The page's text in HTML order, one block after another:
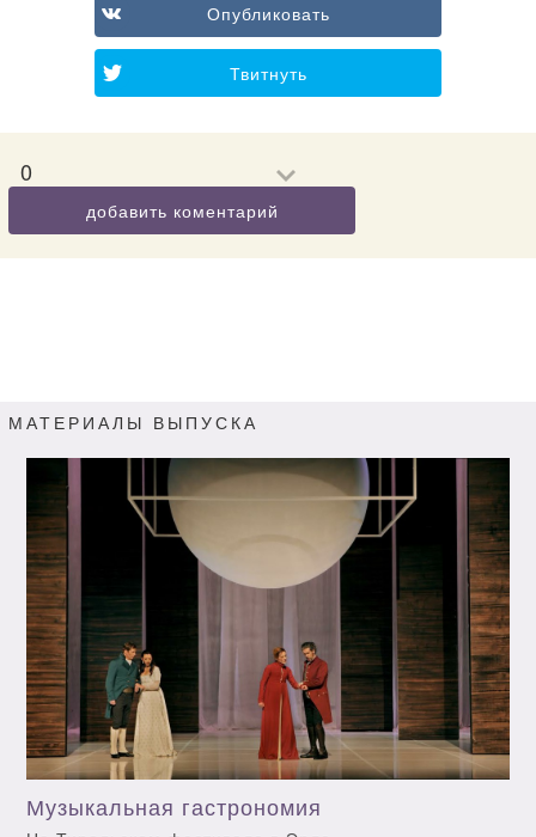
Опубликовать
Твитнуть
0
добавить коментарий
МАТЕРИАЛЫ ВЫПУСКА
Музыкальная гастрономия